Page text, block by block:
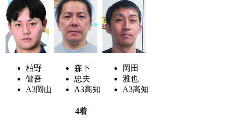
柏野
健吾
A3岡山
森下
忠夫
A3高知
岡田
雅也
A3高知
4着